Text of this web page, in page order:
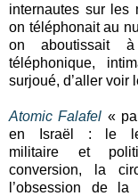
internautes sur les
on téléphonait au
on aboutissait
téléphonique,
surjoué, d’aller voir
Atomic Falafel «
en Israël : le
militaire et
conversion, la
l’obsession de la